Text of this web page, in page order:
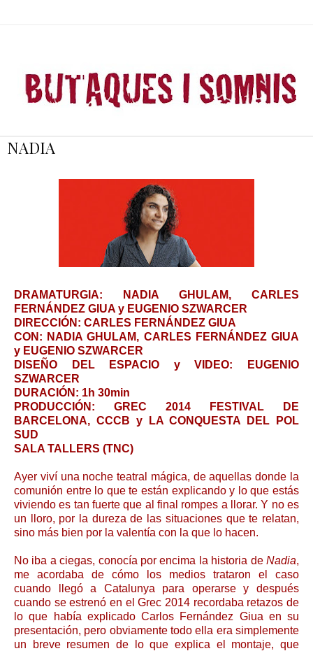
NADIA
DRAMATURGIA: NADIA GHULAM, CARLES
FERNÁNDEZ GIUA y EUGENIO SZWARCER
DIRECCIÓN: CARLES FERNÁNDEZ GIUA
CON: NADIA GHULAM, CARLES FERNÁNDEZ GIUA
y EUGENIO SZWARCER
DISEÑO DEL ESPACIO y VIDEO: EUGENIO
SZWARCER
DURACIÓN: 1h 30min
PRODUCCIÓN: GREC 2014 FESTIVAL DE
BARCELONA, CCCB y LA CONQUESTA DEL POL
SUD
SALA TALLERS (TNC)
Ayer viví una noche teatral mágica, de aquellas donde la
comunión entre lo que te están explicando y lo que estás
viviendo es tan fuerte que al final rompes a llorar. Y no es
un lloro, por la dureza de las situaciones que te relatan,
sino más bien por la valentía con la que lo hacen.
No iba a ciegas, conocía por encima la historia de Nadia,
me acordaba de cómo los medios trataron el caso
cuando llegó a Catalunya para operarse y después
cuando se estrenó en el Grec 2014 recordaba retazos de
lo que había explicado Carlos Fernández Giua en su
presentación, pero obviamente todo ella era simplemente
un breve resumen de lo que explica el montaje, que